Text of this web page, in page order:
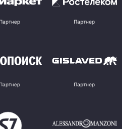
Партнер Партнер
Партнер Партнер